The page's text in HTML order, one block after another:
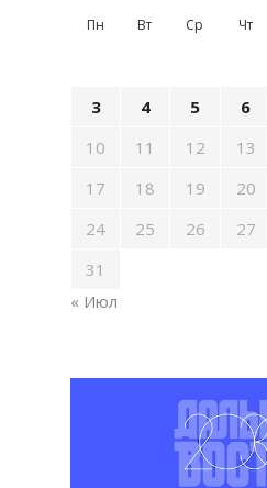
Пн Вт Ср Чт
3
4 5 6
10
11 12 13
17
18 19 20
24
25 26 27
31
« Июл